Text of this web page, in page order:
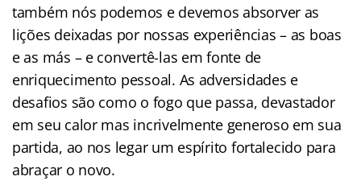
também nós podemos e devemos absorver as
lições deixadas por nossas experiências – as boas
e as más – e convertê-las em fonte de
enriquecimento pessoal. As adversidades e
desafios são como o fogo que passa, devastador
em seu calor mas incrivelmente generoso em sua
partida, ao nos legar um espírito fortalecido para
abraçar o novo.